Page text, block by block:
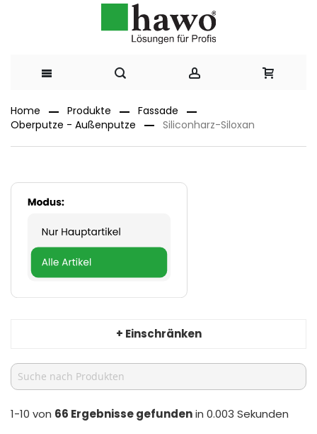
zum
Home Produkte
Fassade
Oberputze - Außenputze
Siliconharz-Siloxan
+ Einschränken
1-10 von 66 Ergebnisse gefundenin 0.003 Sekunden